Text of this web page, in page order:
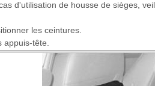
d'utilisation de housse de sièges,
les ceintures.
appuis-tête.